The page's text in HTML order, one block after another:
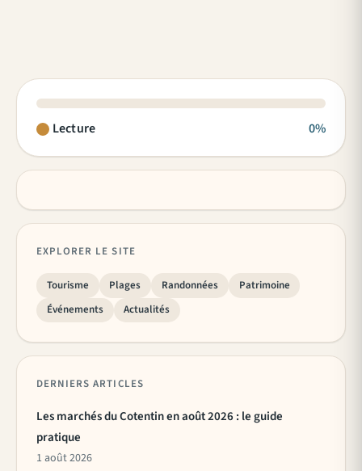
Lecture 0%
EXPLORER LE SITE
Tourisme Plages Randonnées
Patrimoine
Événements
Actualités
DERNIERS ARTICLES
Les marchés du Cotentin en août 2026 : le guide
pratique
1 août 2026